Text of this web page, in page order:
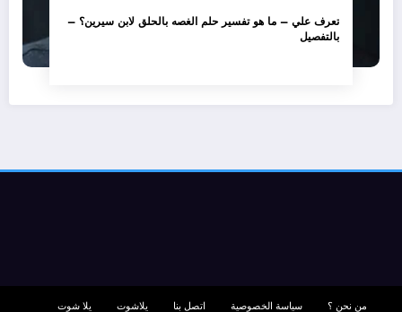
تعرف علي – ما هو تفسير حلم الغصه بالحلق لابن سيرين؟ –
بالتفصيل
من نحن ؟ سياسة الخصوصية اتصل بنا يلاشوت يلا شوت